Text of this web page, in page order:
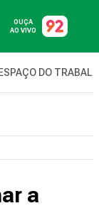
OUÇA
AO VIVO
ESPAÇO DO
a